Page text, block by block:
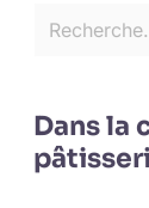
Dans la